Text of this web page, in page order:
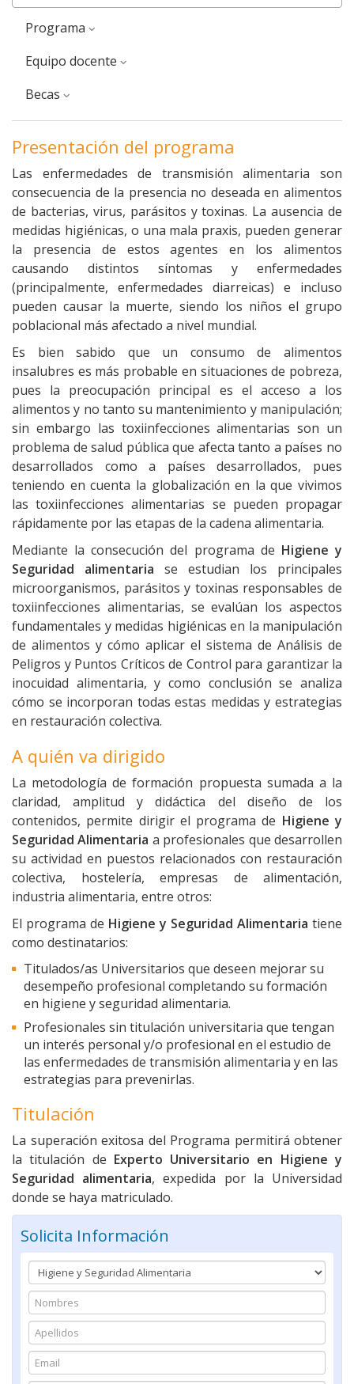
Programa
equipo docente
Becas
Presentación del programa
Las enfermedades de transmisión alimentaria son
consecuencia de la presencia no deseada en alimentos
de bacterias, virus, parásitos y toxinas. La ausencia de
medidas higiénicas, o una mala praxis, pueden generar
la presencia de estos agentes en los alimentos
causando distintos síntomas y enfermedades
(principalmente, enfermedades diarreicas) e incluso
pueden causar la muerte, siendo los niños el grupo
poblacional más afectado a nivel mundial.
Es bien sabido que un consumo de alimentos
insalubres es más probable en situaciones de pobreza,
pues la preocupación principal es el acceso a los
alimentos y no tanto su mantenimiento y manipulación;
sin embargo las toxiinfecciones alimentarias son un
problema de salud pública que afecta tanto a países no
desarrollados como a países desarrollados, pues
teniendo en cuenta la globalización en la que vivimos
las toxiinfecciones alimentarias se pueden propagar
rápidamente por las etapas de la cadena alimentaria.
Mediante la consecución del programa de Higiene y
Seguridad alimentaria se estudian los principales
microorganismos, parásitos y toxinas responsables de
toxiinfecciones alimentarias, se evalúan los aspectos
fundamentales y medidas higiénicas en la manipulación
de alimentos y cómo aplicar el sistema de Análisis de
Peligros y Puntos Críticos de Control para garantizar la
inocuidad alimentaria, y como conclusión se analiza
cómo se incorporan todas estas medidas y estrategias
en restauración colectiva.
A quién va dirigido
La metodología de formación propuesta sumada a la
claridad, amplitud y didáctica del diseño de los
contenidos, permite dirigir el programa de Higiene y
Seguridad Alimentaria a profesionales que desarrollen
su actividad en puestos relacionados con restauración
colectiva, hostelería, empresas de alimentación,
industria alimentaria, entre otros:
El programa de Higiene y Seguridad Alimentaria tiene
como destinatarios:
Titulados/as Universitarios que deseen mejorar su
desempeño profesional completando su formación
en higiene y seguridad alimentaria.
Profesionales sin titulación universitaria que tengan
un interés personal y/o profesional en el estudio de
las enfermedades de transmisión alimentaria y en las
estrategias para prevenirlas.
Titulación
La superación exitosa del Programa permitirá obtener
la titulación de Experto Universitario en Higiene y
Seguridad alimentaria, expedida por la Universidad
donde se haya matriculado.
Solicita Información